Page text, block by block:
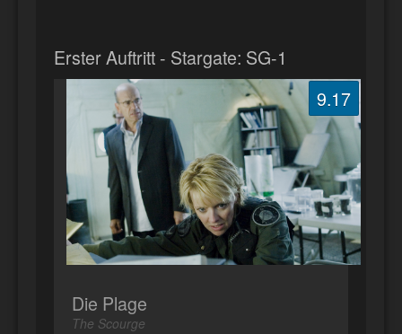
Erster Auftritt - Stargate: SG-1
9.17
Die Plage
The Scourge